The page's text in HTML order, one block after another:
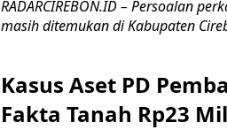
RADARCIREBON.ID – Persoalan
masih ditemukan di Kabupaten
Kasus Aset PD
Fakta Tanah Rp23